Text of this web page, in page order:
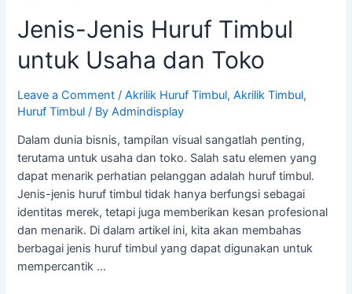
Jenis-Jenis Huruf Timbul
untuk Usaha dan Toko
Leave a Comment /Akrilik Huruf Timbul,Akrilik Timbul,
Huruf Timbul / ByAdmindisplay
Dalam dunia bisnis, tampilan visual sangatlah penting,
terutama untuk usaha dan toko. Salah satu elemen yang
dapat menarik perhatian pelanggan adalah huruf timbul.
Jenis-jenis huruf timbul tidak hanya berfungsi sebagai
identitas merek, tetapi juga memberikan kesan profesional
dan menarik. Di dalam artikel ini, kita akan membahas
berbagai jenis huruf timbul yang dapat digunakan untuk
mempercantik …